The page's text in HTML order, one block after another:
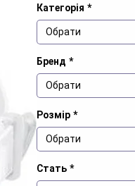
Категорія *
Обрати
Бренд *
Обрати
Розмір *
Обрати
Стать *